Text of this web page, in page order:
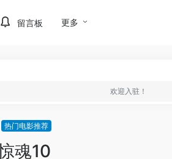
留言板 更多
欢迎入驻！
热门电影推荐
魂10